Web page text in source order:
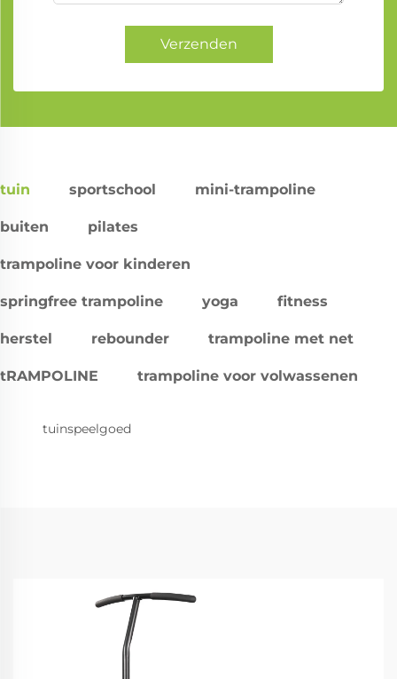
Verzenden
tuin sportschool mini-trampoline
buiten pilates
trampoline voor kinderen
springfree trampoline yoga fitness
herstel rebounder trampoline met net
tRAMPOLINE trampoline voor volwassenen
tuinspeelgoed